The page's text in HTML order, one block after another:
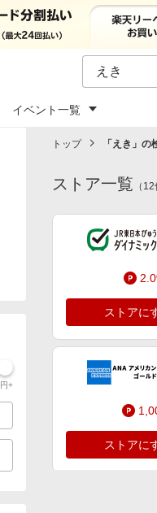
イベント一覧
円+
トップ 「 えき 」の
ストア一覧 （ 12
ストアに
ストアに